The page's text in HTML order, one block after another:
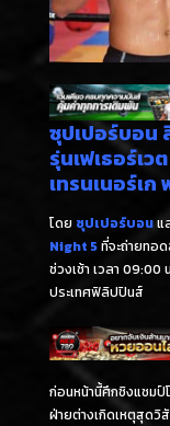
ซุปเปอร์บอน
รุ่นเฟเธอร์เ
เทรนเนอร์เ
โดย ซุปเปอร์บอนแ
Night 5ที่จะถ่ายทอ
ช่วงเช้า เวลา 09:00
ประเทศฟิลิปปินส์
ก่อนหน้านี้ศึกชิงแชม
ฝ่ายต่างเกิดเหตุสุดวิ